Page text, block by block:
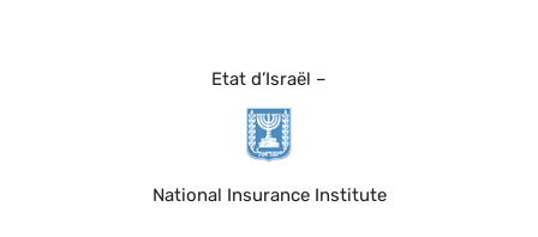
Etat d’Israël –
National Insurance Institute